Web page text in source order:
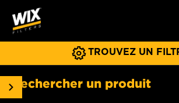
TROUVEZ UN
Rechercher un produit